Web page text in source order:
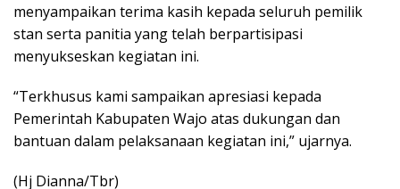
menyampaikan terima kasih kepada seluruh pemilik
stan serta panitia yang telah berpartisipasi
menyukseskan kegiatan ini.
“Terkhusus kami sampaikan apresiasi kepada
Pemerintah Kabupaten Wajo atas dukungan dan
bantuan dalam pelaksanaan kegiatan ini,” ujarnya.
(Hj Dianna/Tbr)